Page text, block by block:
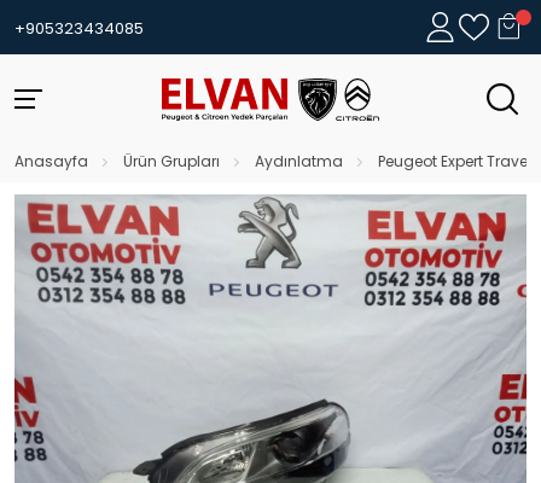
+905323434085
Anasayfa Ürün Grupları Aydınlatma Peugeot Expert